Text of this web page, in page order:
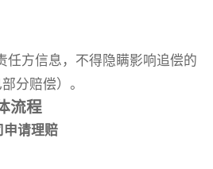
任方信息，不得隐瞒影响追偿的
分赔偿）。
流程
申请理赔